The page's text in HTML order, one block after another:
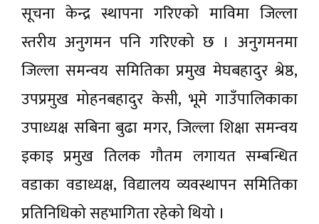
सूचना केन्द्र स्थापना गरिएको माविमा जिल्ला
स्तरीय अनुगमन पनि गरिएको छ । अनुगमनमा
जिल्ला समन्वय समितिका प्रमुख मेघबहादुर श्रेष्ठ,
उपप्रमुख मोहनबहादुर केसी, भूमे गाउँपालिकाका
उपाध्यक्ष सबिना बुढा मगर, जिल्ला शिक्षा समन्वय
इकाइ प्रमुख तिलक गौतम लगायत सम्बन्धित
वडाका वडाध्यक्ष, विद्यालय व्यवस्थापन समितिका
प्रतिनिधिको सहभागिता रहेको थियो ।